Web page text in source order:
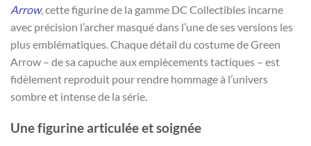
Arrow, cette figurine de la gamme DC Collectibles incarne
avec précision l’archer masqué dans l’une de ses versions les
plus emblématiques. Chaque détail du costume de Green
Arrow – de sa capuche aux empiècements tactiques – est
fidèlement reproduit pour rendre hommage à l’univers
sombre et intense de la série.
Une figurine articulée et soignée